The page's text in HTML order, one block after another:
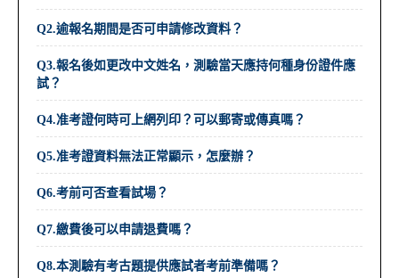
Q2.逾報名期間是否可申請修改資料？
Q3.報名後如更改中文姓名，測驗當天應持何種身份證件應
試？
Q4.准考證何時可上網列印？可以郵寄或傳真嗎？
Q5.准考證資料無法正常顯示，怎麼辦？
Q6.考前可否查看試場？
Q7.繳費後可以申請退費嗎？
Q8.本測驗有考古題提供應試者考前準備嗎？